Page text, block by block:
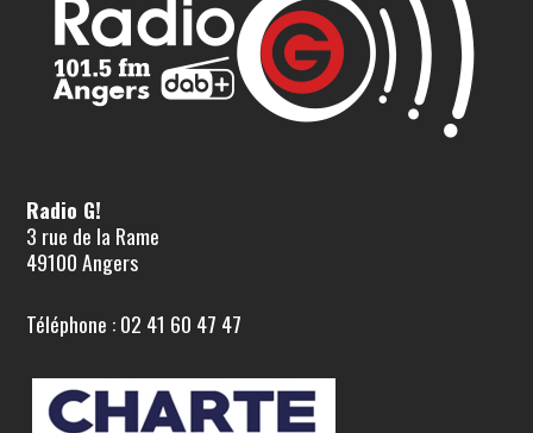
Radio G!
3 rue de la Rame
49100 Angers
Téléphone : 02 41 60 47 47